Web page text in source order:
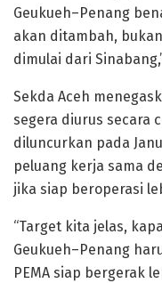
Geukueh–Penang
akan ditambah,
dimulai dari
Sekda Aceh
segera diurus secara
diluncurkan pada
peluang kerja sama
jika siap beroperasi
“Target kita jelas,
Geukueh–Penang
PEMA siap bergerak